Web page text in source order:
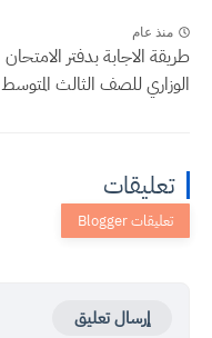
منذ عام
طريقة الاجابة بدفتر الامتحان
الوزاري للصف الثالث المتوسط
تعليقات
إرسال تعليق